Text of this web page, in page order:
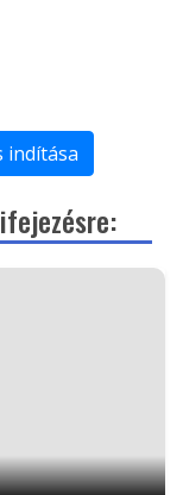
indítása